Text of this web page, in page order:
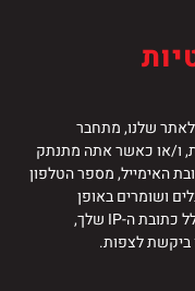
שלנו, מתחבר
ו/או כאשר אתה מתנתק
האימייל, מספר הטלפון
ושומרים באופן
אוטומטי מידע מהמחשב ומהדפדפן שלך, כולל כתובת ה-IP שלך,
ביקשת לצפות.